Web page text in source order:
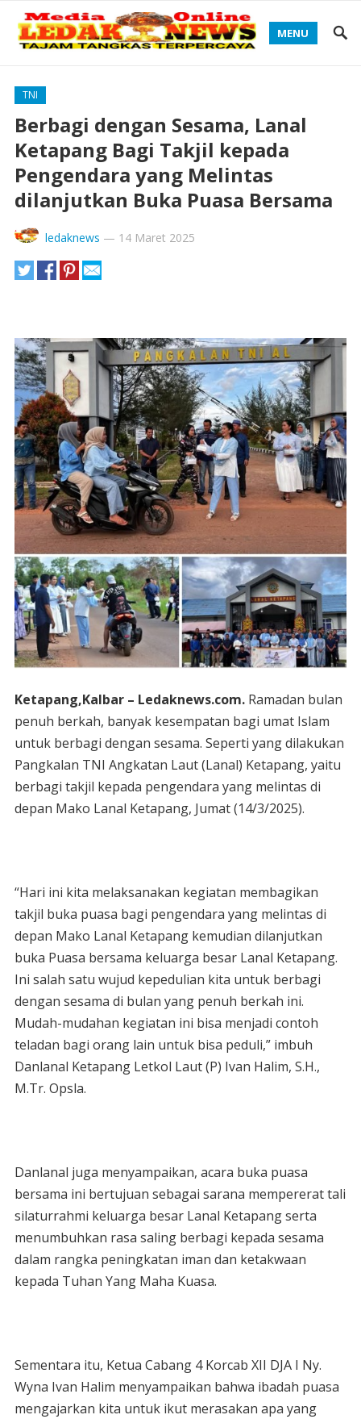
MENU
TNI
Berbagi dengan Sesama, Lanal
Ketapang Bagi Takjil kepada
Pengendara yang Melintas
dilanjutkan Buka Puasa Bersama
ledaknews — 14 Maret 2025
Ketapang,Kalbar – Ledaknews.com.Ramadan bulan
penuh berkah, banyak kesempatan bagi umat Islam
untuk berbagi dengan sesama. Seperti yang dilakukan
Pangkalan TNI Angkatan Laut (Lanal) Ketapang, yaitu
berbagi takjil kepada pengendara yang melintas di
depan Mako Lanal Ketapang, Jumat (14/3/2025).
“Hari ini kita melaksanakan kegiatan membagikan
takjil buka puasa bagi pengendara yang melintas di
depan Mako Lanal Ketapang kemudian dilanjutkan
buka Puasa bersama keluarga besar Lanal Ketapang.
Ini salah satu wujud kepedulian kita untuk berbagi
dengan sesama di bulan yang penuh berkah ini.
Mudah-mudahan kegiatan ini bisa menjadi contoh
teladan bagi orang lain untuk bisa peduli,” imbuh
Danlanal Ketapang Letkol Laut (P) Ivan Halim, S.H.,
M.Tr. Opsla.
Danlanal juga menyampaikan, acara buka puasa
bersama ini bertujuan sebagai sarana mempererat tali
silaturrahmi keluarga besar Lanal Ketapang serta
menumbuhkan rasa saling berbagi kepada sesama
dalam rangka peningkatan iman dan ketakwaan
kepada Tuhan Yang Maha Kuasa.
Sementara itu, Ketua Cabang 4 Korcab XII DJA I Ny.
Wyna Ivan Halim menyampaikan bahwa ibadah puasa
mengajarkan kita untuk ikut merasakan apa yang